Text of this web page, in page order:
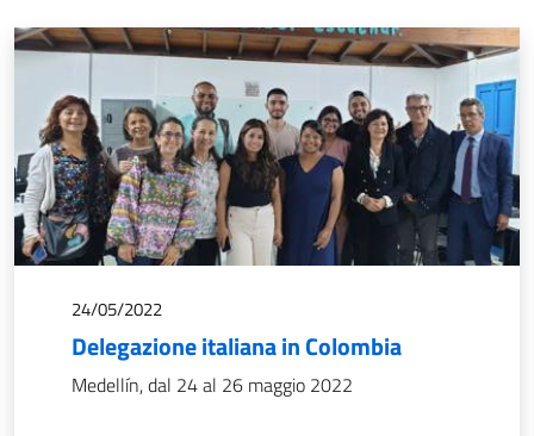
24/05/2022
Delegazione italiana in Colombia
Medellín, dal 24 al 26 maggio 2022